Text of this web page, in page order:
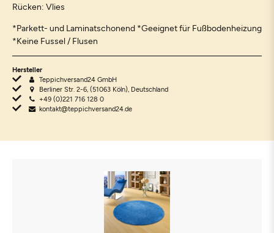
Rücken: Vlies
*Parkett- und Laminatschonend *Geeignet für Fußbodenheizung
*Keine Fussel / Flusen
Hersteller
Teppichversand24 GmbH
Berliner Str. 2-6, (51063 Köln), Deutschland
+49 (0)221 716 128 0
kontakt@teppichversand24.de